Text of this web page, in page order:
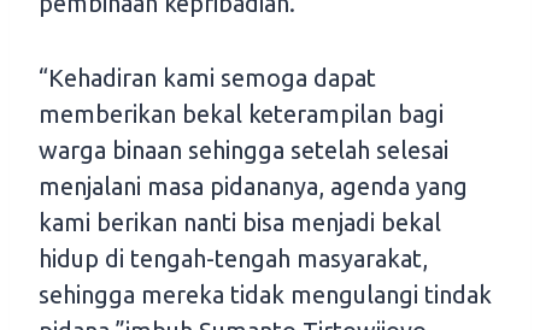
“Kehadiran kami semoga dapat
memberikan bekal keterampilan bagi
warga binaan sehingga setelah selesai
menjalani masa pidananya, agenda yang
kami berikan nanti bisa menjadi bekal
hidup di tengah-tengah masyarakat,
sehingga mereka tidak mengulangi tindak